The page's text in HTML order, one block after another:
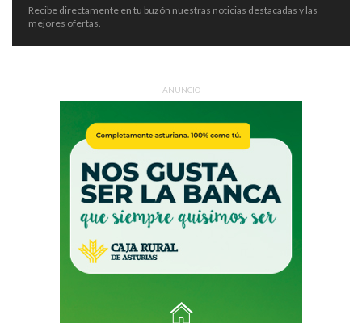
Recibe directamente en tu buzón nuestras noticias destacadas y las
mejores ofertas.
ANUNCIO